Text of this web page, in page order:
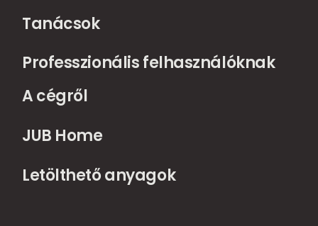
Tanácsok
Professzionális felhasználóknak
A cégről
JUB Home
Letölthető anyagok